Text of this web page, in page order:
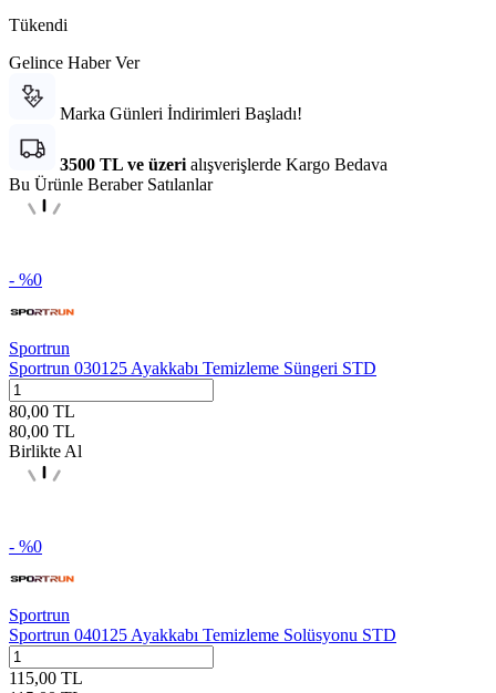
Tükendi
Gelince Haber Ver
Marka Günleri İndirimleri Başladı!
3500 TL ve üzeri alışverişlerde Kargo Bedava
Bu Ürünle Beraber Satılanlar
- %0
Sportrun
Sportrun 030125 Ayakkabı Temizleme Süngeri STD
80,00 TL
80,00 TL
Birlikte Al
- %0
Sportrun
Sportrun 040125 Ayakkabı Temizleme Solüsyonu STD
115,00 TL